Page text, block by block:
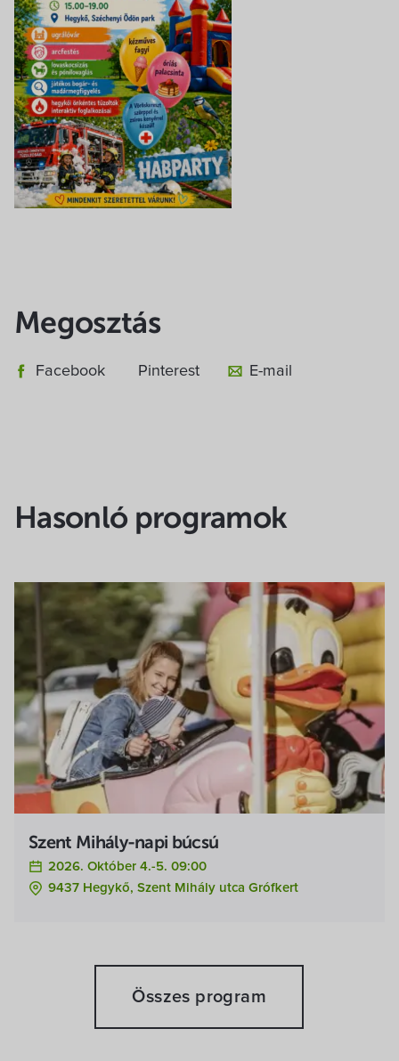
Megosztás
Facebook Pinterest E-mail
Hasonló programok
Szent Mihály-napi búcsú
2026. Október 4.-5. 09:00
9437 Hegykő, Szent Mihály utca Grófkert
Összes program